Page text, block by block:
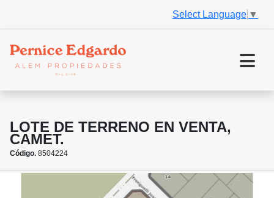
Select Language ▼
LOTE DE TERRENO EN VENTA,
CAMET.
Código. 8504224